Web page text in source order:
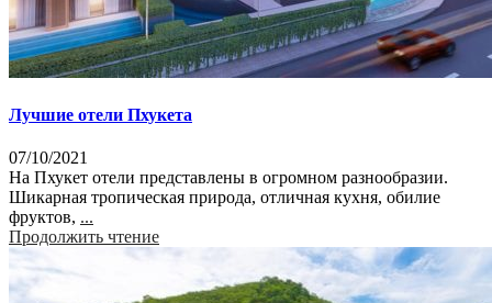
Лучшие отели Пхукета
07/10/2021
На Пхукет отели представлены в огромном разнообразии.
Шикарная тропическая природа, отличная кухня, обилие
фруктов, ...
Продолжить чтение